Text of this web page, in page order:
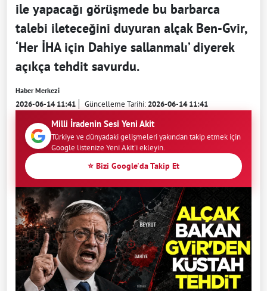
ile yapacağı görüşmede bu barbarca
talebi ileteceğini duyuran alçak Ben-Gvir,
‘Her İHA için Dahiye sallanmalı’ diyerek
açıkça tehdit savurdu.
Haber Merkezi
2026-06-14 11:41 Güncelleme Tarihi:2026-06-14 11:41
Milli İradenin Sesi Yeni Akit
Türkiye ve dünyadaki gelişmeleri yakından takip etmek için
Google listenize Yeni Akit'i ekleyin.
⭐ Bizi Google'da Takip Et